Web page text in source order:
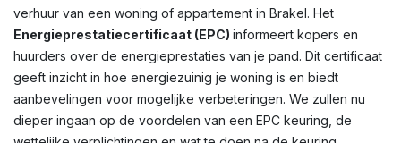
verhuur van een woning of appartement in Brakel. Het
Energieprestatiecertificaat (EPC) informeert kopers en
huurders over de energieprestaties van je pand. Dit certificaat
geeft inzicht in hoe energiezuinig je woning is en biedt
aanbevelingen voor mogelijke verbeteringen. We zullen nu
dieper ingaan op de voordelen van een EPC keuring, de